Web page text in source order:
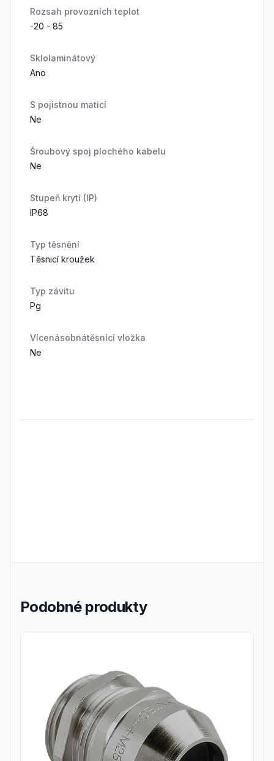
Rozsah provozních teplot
-20 - 85
Sklolaminátový
Ano
S pojistnou maticí
Ne
Šroubový spoj plochého kabelu
Ne
Stupeň krytí (IP)
IP68
Typ těsnění
Těsnicí kroužek
Typ závitu
Pg
Vícenásobnátěsnící vložka
Ne
Podobné produkty